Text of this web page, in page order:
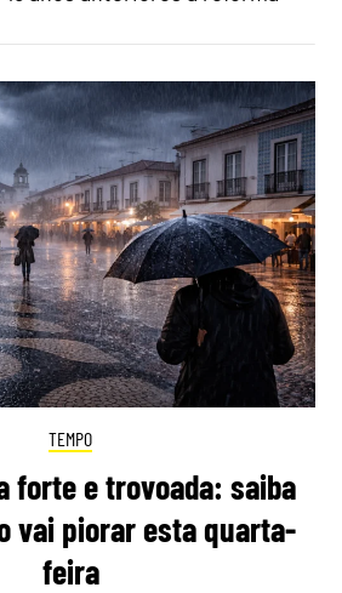
TEMPO
forte e trovoada: saiba
vai piorar esta quarta-
feira